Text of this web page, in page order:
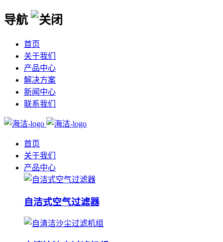
导航
首页
关于我们
产品中心
解决方案
新闻中心
联系我们
首页
关于我们
产品中心
自洁式空气过滤器